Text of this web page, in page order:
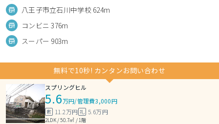
八王子市立石川中学校 624m
コンビニ 376m
スーパー 903m
無料で10秒! カンタンお問い合わせ
スプリングヒル
5.6万円/管理費3,000円
敷 11.2万円 礼 5.6万円
2LDK / 50.7㎡ / 1階